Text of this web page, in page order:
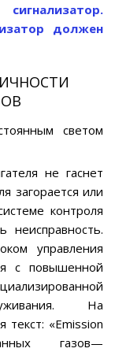
должен
светом
не гаснет
загорается или
контроля
неисправность.
управления
с повышенной
На
«Emission
газов—